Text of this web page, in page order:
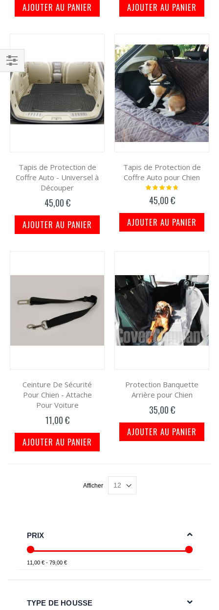
AJOUTER AU PANIER AJOUTER AU PANIER
Tapis de Protection de
Coffre Auto - Universel à
Découper
45,00 €
AJOUTER AU PANIER
Tapis de Protection de
Coffre Auto pour Chien
Notation:
45,00 €
AJOUTER AU PANIER
Ceinture De Sécurité
Pour Chien - Attache
Pour Voiture
11,00 €
AJOUTER AU PANIER
Protection Banquette
Arrière pour Chien
35,00 €
AJOUTER AU PANIER
Afficher
Filtrer
PRIX
11,00 € - 79,00 €
TYPE DE HOUSSE